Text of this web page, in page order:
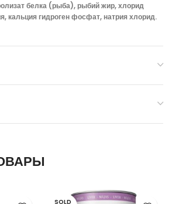
белка (рыба), рыбий жир, хлорид
кальция гидроген фосфат, натрия хлорид.
SOLD